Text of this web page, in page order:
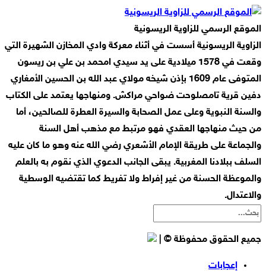
الموقع الرسمي للزاوية الريسونية
الزاوية الريسونية أسست في أثناء معركة وادي المخازن الشهيرة التي
وقعت في 1578 ميلادية على يد سيدي امحمد بن علي بن ريسون
المتوفى عام 1609 بإذن شيخه مولاي عبد الله بن الحسين الأمغاري
دفين قرية تامصلوحت ضواحي مراكش. ومنهاجها يعتمد على الكتاب
والسنة النبوية وعلى عمل الصحابة والسيرة العطرة للصالحين، أما
من حيث منهاجها العقدي فهو مرتبط مع مذهب أهل السنة
والجماعة على طريقة الإمام الأشعري رضي الله عنه وهو ما كان عليه
السلف ببلادنا المغربية. يبقى الجانب الدعوي الذي نقوم به بالعلم
والموعظة الحسنة من غير إفراط ولا تفريط كما تقتضيه الوسطية
والاعتدال.
جميع الحقوق محفوظة © |
إعجابات